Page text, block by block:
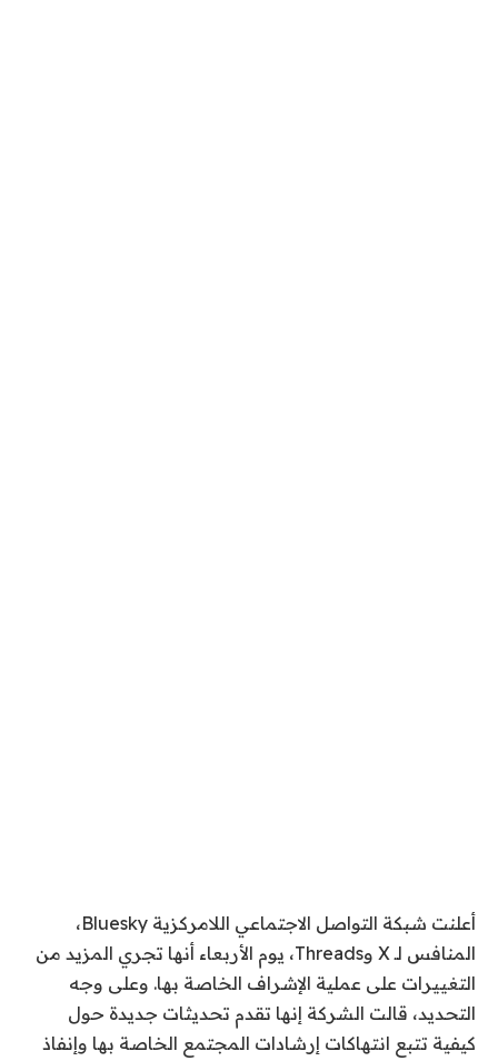
أعلنت شبكة التواصل الاجتماعي اللامركزية Bluesky،
المنافس لـ X وThreads، يوم الأربعاء أنها تجري المزيد من
التغييرات على عملية الإشراف الخاصة بها. وعلى وجه
التحديد، قالت الشركة إنها تقدم تحديثات جديدة حول
كيفية تتبع انتهاكات إرشادات المجتمع الخاصة بها وإنفاذ